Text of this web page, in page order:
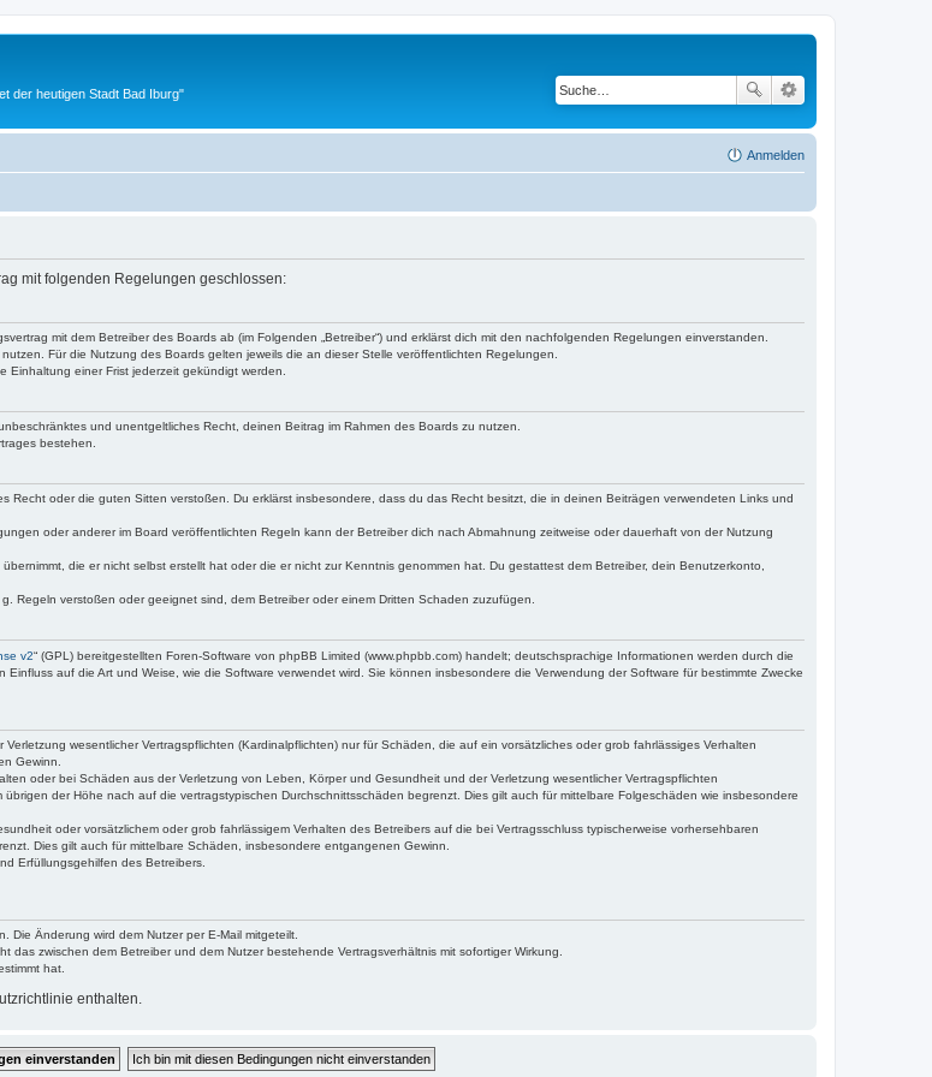
der heutigen Stadt Bad Iburg"
Anmelden
mit folgenden Regelungen geschlossen:
mit dem Betreiber des Boards ab (im Folgenden „Betreiber“) und erklärst dich mit den nachfolgenden Regelungen einverstanden.
Für die Nutzung des Boards gelten jeweils die an dieser Stelle veröffentlichten Regelungen.
einer Frist jederzeit gekündigt werden.
und unentgeltliches Recht, deinen Beitrag im Rahmen des Boards zu nutzen.
bestehen.
oder die guten Sitten verstoßen. Du erklärst insbesondere, dass du das Recht besitzt, die in deinen Beiträgen verwendeten Links und
oder anderer im Board veröffentlichten Regeln kann der Betreiber dich nach Abmahnung zeitweise oder dauerhaft von der Nutzung
die er nicht selbst erstellt hat oder die er nicht zur Kenntnis genommen hat. Du gestattest dem Betreiber, dein Benutzerkonto,
Regeln verstoßen oder geeignet sind, dem Betreiber oder einem Dritten Schaden zuzufügen.
v2“ (GPL) bereitgestellten Foren-Software von phpBB Limited (www.phpbb.com) handelt; deutschsprachige Informationen werden durch die
auf die Art und Weise, wie die Software verwendet wird. Sie können insbesondere die Verwendung der Software für bestimmte Zwecke
wesentlicher Vertragspflichten (Kardinalpflichten) nur für Schäden, die auf ein vorsätzliches oder grob fahrlässiges Verhalten
Gewinn.
oder bei Schäden aus der Verletzung von Leben, Körper und Gesundheit und der Verletzung wesentlicher Vertragspflichten
der Höhe nach auf die vertragstypischen Durchschnittsschäden begrenzt. Dies gilt auch für mittelbare Folgeschäden wie insbesondere
oder vorsätzlichem oder grob fahrlässigem Verhalten des Betreibers auf die bei Vertragsschluss typischerweise vorhersehbaren
Dies gilt auch für mittelbare Schäden, insbesondere entgangenen Gewinn.
Erfüllungsgehilfen des Betreibers.
Änderung wird dem Nutzer per E-Mail mitgeteilt.
zwischen dem Betreiber und dem Nutzer bestehende Vertragsverhältnis mit sofortiger Wirkung.
hat.
enthalten.